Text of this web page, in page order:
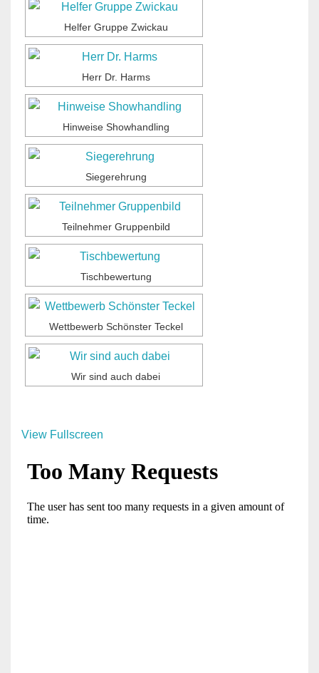
Helfer Gruppe Zwickau
Herr Dr. Harms
Hinweise Showhandling
Siegerehrung
Teilnehmer Gruppenbild
Tischbewertung
Wettbewerb Schönster Teckel
Wir sind auch dabei
View Fullscreen
PDF-
springen